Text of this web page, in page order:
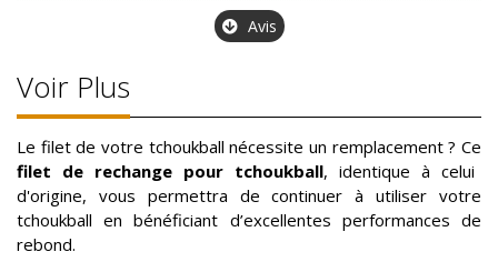
Avis
Voir Plus
Le filet de votre tchoukball nécessite un remplacement ? Ce
filet de rechange pour tchoukball, identique à celui
d'origine, vous permettra de continuer à utiliser votre
tchoukball en bénéficiant d’excellentes performances de
rebond.